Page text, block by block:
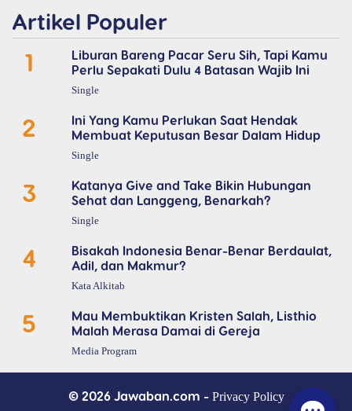
Artikel Populer
1
Liburan Bareng Pacar Seru Sih, Tapi Kamu
Perlu Sepakati Dulu 4 Batasan Wajib Ini
Single
2
Ini Yang Kamu Perlukan Saat Hendak
Membuat Keputusan Besar Dalam Hidup
Single
3
Katanya Give and Take Bikin Hubungan
Sehat dan Langgeng, Benarkah?
Single
4
Bisakah Indonesia Benar-Benar Berdaulat,
Adil, dan Makmur?
Kata Alkitab
5
Mau Membuktikan Kristen Salah, Listhio
Malah Merasa Damai di Gereja
Media Program
© 2026 Jawaban.com - Privacy Policy